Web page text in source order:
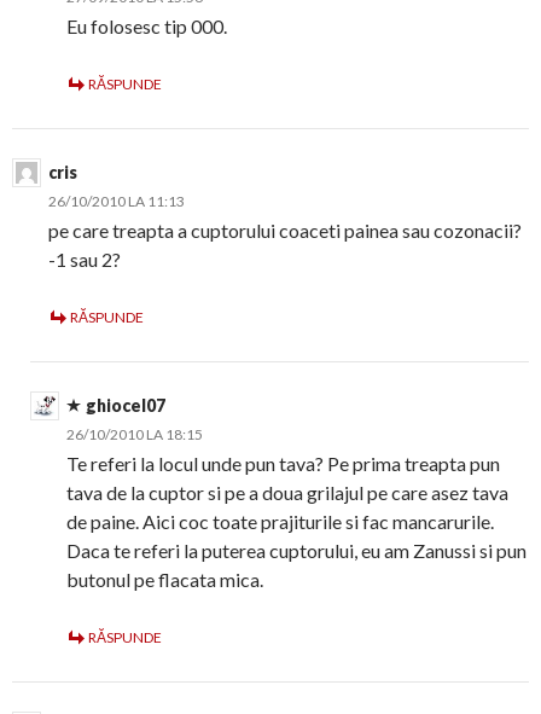
Eu folosesc tip 000.
RĂSPUNDE
cris
26/10/2010 LA 11:13
pe care treapta a cuptorului coaceti painea sau cozonacii?
-1 sau 2?
RĂSPUNDE
ghiocel07
26/10/2010 LA 18:15
Te referi la locul unde pun tava? Pe prima treapta pun
tava de la cuptor si pe a doua grilajul pe care asez tava
de paine. Aici coc toate prajiturile si fac mancarurile.
Daca te referi la puterea cuptorului, eu am Zanussi si pun
butonul pe flacata mica.
RĂSPUNDE